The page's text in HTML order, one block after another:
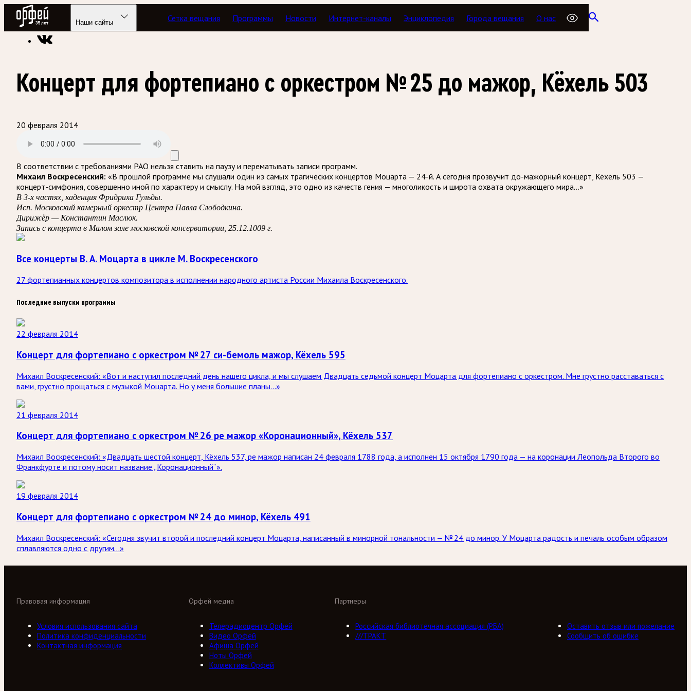
Радио Орфей
Наши сайты Сетка вещания Программы Новости Интернет-каналы Энциклопедия Города вещания О нас
Радио классической музыки «Орфей» Подкасты Все концерты В. А. Моцарта в цикле М. Воскресенского
Концерт для фортепиано с оркестром № 25 до мажор, Кёхель 503
20 февраля 2014
В соответствии с требованиями РАО нельзя ставить на паузу и перематывать записи программ.
Михаил Воскресенский: «В прошлой программе мы слушали один из самых трагических концертов Моцарта — 24-й. А сегодня прозвучит до-мажорный концерт, Кёхель 503 —
концерт-симфония, совершенно иной по характеру и смыслу. На мой взгляд, это одно из качеств гения — многоликость и широта охвата окружающего мира…»
В 3-х частях, каденция Фридриха Гульды.
Исп. Московский камерный оркестр Центра Павла Слободкина.
Дирижёр — Константин Маслюк.
Запись с концерта в Малом зале московской консерватории, 25.12.1009 г.
Все концерты В. А. Моцарта в цикле М. Воскресенского
27 фортепианных концертов композитора в исполнении народного артиста России Михаила Воскресенского.
Последние выпуски программы
22 февраля 2014
Концерт для фортепиано с оркестром № 27 си-бемоль мажор, Кёхель 595
Михаил Воскресенский: «Вот и наступил последний день нашего цикла, и мы слушаем Двадцать седьмой концерт Моцарта для фортепиано с оркестром. Мне грустно расставаться с
вами, грустно прощаться с музыкой Моцарта. Но у меня большие планы...»
21 февраля 2014
Концерт для фортепиано с оркестром № 26 ре мажор «Коронационный», Кёхель 537
Михаил Воскресенский: «Двадцать шестой концерт, Кёхель 537, ре мажор написан 24 февраля 1788 года, а исполнен 15 октября 1790 года — на коронации Леопольда Второго во
Франкфурте и потому носит название „Коронационный“».
19 февраля 2014
Концерт для фортепиано с оркестром № 24 до минор, Кёхель 491
Михаил Воскресенский: «Сегодня звучит второй и последний концерт Моцарта, написанный в минорной тональности — № 24 до минор. У Моцарта радость и печаль особым образом
сплавляются одно с другим…»
Орфей медиа
Телерадиоцентр Орфей
Видео Орфей
Афиша Орфей
Ноты Орфей
Коллективы Орфей
Партнеры
Российская библиотечная ассоциация (РБА)
///ТРАКТ
Правовая информация
Условия использования сайта
Политика конфиденциальности
Контактная информация
Оставить отзыв или пожелание
Сообщить об ошибке